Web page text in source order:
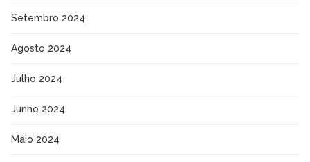
Setembro 2024
Agosto 2024
Julho 2024
Junho 2024
Maio 2024